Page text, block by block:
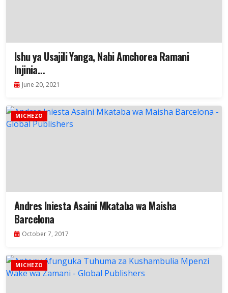
Ishu ya Usajili Yanga, Nabi Amchorea Ramani
Injinia…
June 20, 2021
MICHEZO
Andres Iniesta Asaini Mkataba wa Maisha
Barcelona
October 7, 2017
MICHEZO